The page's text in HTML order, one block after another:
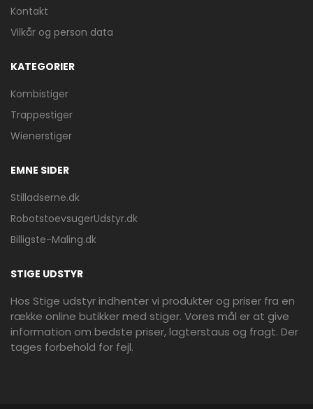
Kontakt
Vilkår og person data
KATEGORIER
Kombistiger
Trappestiger
Wienerstiger
EMNE SIDER
Stilladserne.dk
RobotstoevsugerUdstyr.dk
Billigste-Maling.dk
STIGE UDSTYR
Hos Stige udstyr indhenter vi produkter og priser fra en
række online butikker med stiger. Vores mål er at give
information om bedste priser, lagterstaus og fragt. Der
tages forbehold for fejl.